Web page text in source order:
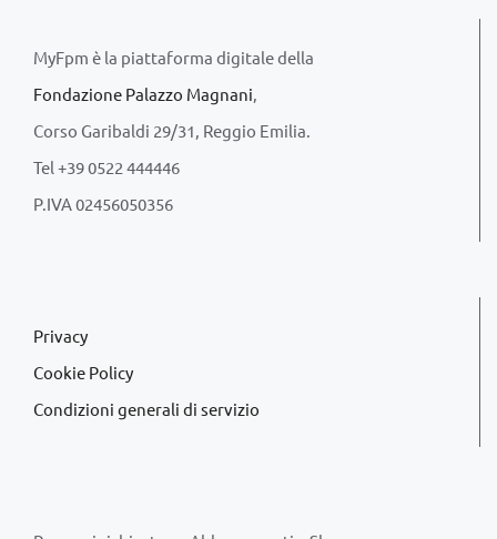
MyFpm è la piattaforma digitale della
Fondazione Palazzo Magnani,
Corso Garibaldi 29/31, Reggio Emilia.
Tel +39 0522 444446
P.IVA 02456050356
Privacy
Cookie Policy
Condizioni generali di servizio